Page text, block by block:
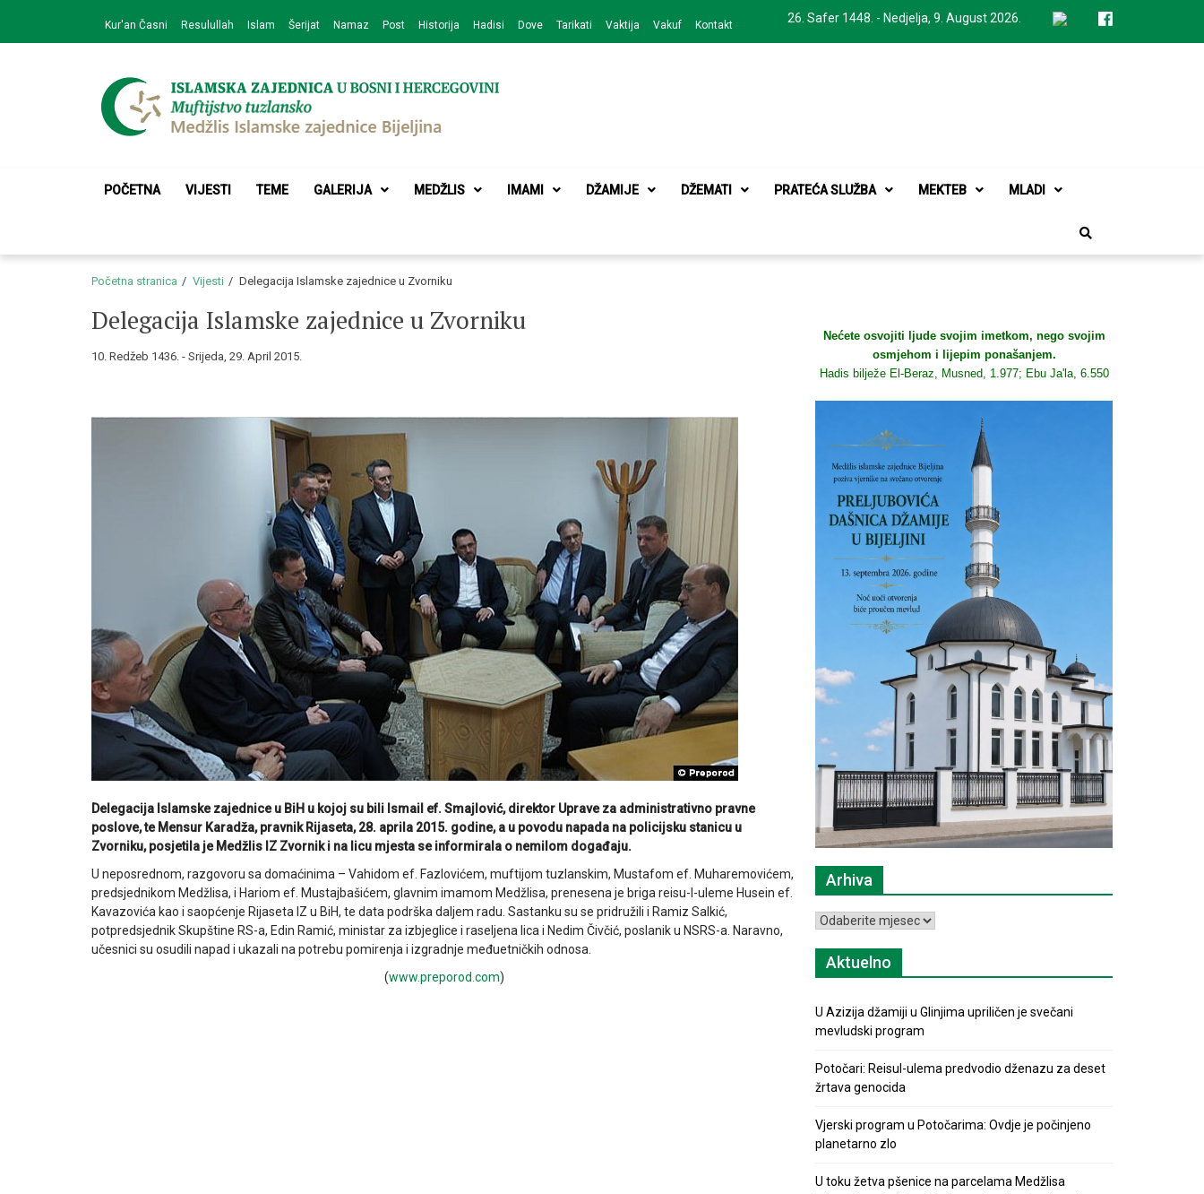
navigation
content
26. Safer 1448. - Nedjelja, 9. August 2026.
Kur'an Časni Resulullah Islam Šerijat Namaz Post Historija Hadisi Dove Tarikati Vaktija Vakuf Kontakt
Medžlis Islamske zajednice Bijeljina
POČETNA VIJESTI TEME GALERIJA MEDŽLIS IMAMI DŽAMIJE DŽEMATI PRATEĆA SLUŽBA MEKTEB MLADI
Početna stranica Vijesti Delegacija Islamske zajednice u Zvorniku
Delegacija Islamske zajednice u Zvorniku
10. Redžeb 1436. - Srijeda, 29. April 2015.
Delegacija Islamske zajednice u BiH u kojoj su bili Ismail ef. Smajlović, direktor Uprave za administrativno pravne
poslove, te Mensur Karadža, pravnik Rijaseta, 28. aprila 2015. godine, a u povodu napada na policijsku stanicu u
Zvorniku, posjetila je Medžlis IZ Zvornik i na licu mjesta se informirala o nemilom događaju.
U neposrednom, razgovoru sa domaćinima – Vahidom ef. Fazlovićem, muftijom tuzlanskim, Mustafom ef. Muharemovićem,
predsjednikom Medžlisa, i Hariom ef. Mustajbašićem, glavnim imamom Medžlisa, prenesena je briga reisu-l-uleme Husein ef.
Kavazovića kao i saopćenje Rijaseta IZ u BiH, te data podrška daljem radu. Sastanku su se pridružili i Ramiz Salkić,
potpredsjednik Skupštine RS-a, Edin Ramić, ministar za izbjeglice i raseljena lica i Nedim Čivčić, poslanik u NSRS-a. Naravno,
učesnici su osudili napad i ukazali na potrebu pomirenja i izgradnje međuetničkih odnosa.
(www.preporod.com)
Nećete osvojiti ljude svojim imetkom, nego svojim
osmjehom i lijepim ponašanjem.
Hadis bilježe El-Beraz, Musned, 1.977; Ebu Ja'la, 6.550
Arhiva
Arhiva
Aktuelno
U Azizija džamiji u Glinjima upriličen je svečani
mevludski program
Potočari: Reisul-ulema predvodio dženazu za deset
žrtava genocida
Vjerski program u Potočarima: Ovdje je počinjeno
planetarno zlo
U toku žetva pšenice na parcelama Medžlisa